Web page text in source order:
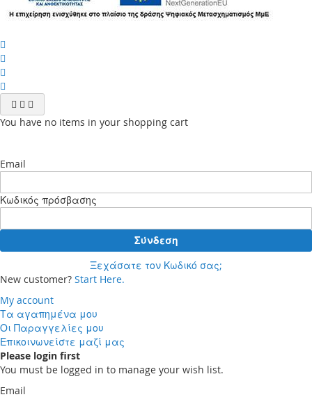
You have no items in your shopping cart
Email
Κωδικός πρόσβασης
Σύνδεση
Ξεχάσατε τον Κωδικό σας;
New customer? Start Here.
My account
Τα αγαπημένα μου
Οι Παραγγελίες μου
Επικοινωνείστε μαζί μας
Please login first
You must be logged in to manage your wish list.
Email